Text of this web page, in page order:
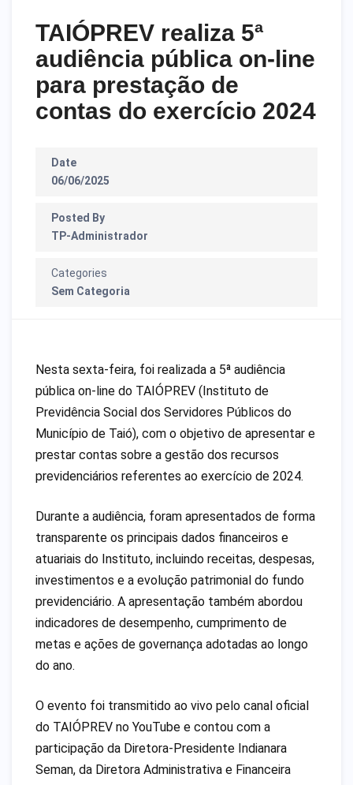
TAIÓPREV realiza 5ª
audiência pública on-line
para prestação de
contas do exercício 2024
Date
06/06/2025
Posted By
TP-Administrador
Categories
Sem Categoria
Nesta sexta-feira, foi realizada a 5ª audiência
pública on-line do TAIÓPREV (Instituto de
Previdência Social dos Servidores Públicos do
Município de Taió), com o objetivo de apresentar e
prestar contas sobre a gestão dos recursos
previdenciários referentes ao exercício de 2024.
Durante a audiência, foram apresentados de forma
transparente os principais dados financeiros e
atuariais do Instituto, incluindo receitas, despesas,
investimentos e a evolução patrimonial do fundo
previdenciário. A apresentação também abordou
indicadores de desempenho, cumprimento de
metas e ações de governança adotadas ao longo
do ano.
O evento foi transmitido ao vivo pelo canal oficial
do TAIÓPREV no YouTube e contou com a
participação da Diretora-Presidente Indianara
Seman, da Diretora Administrativa e Financeira